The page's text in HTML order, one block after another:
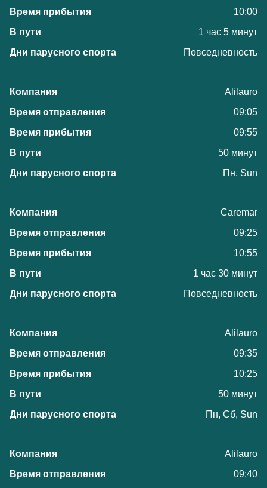
10:00
1 час 5 минут
Повседневность
Alilauro
09:05
09:55
50 минут
Пн, Sun
Caremar
09:25
10:55
1 час 30 минут
Повседневность
Alilauro
09:35
10:25
50 минут
Пн, Сб, Sun
Alilauro
09:40